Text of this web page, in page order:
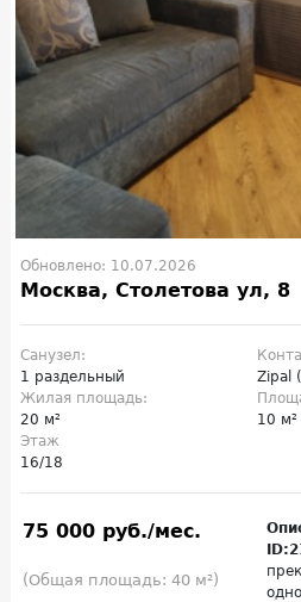
Обновлено: 10.07.2026
Москва, Столетова ул, 8
Санузел:
1 раздельный
Zipal
Жилая площадь:
20 м²
10 м²
Этаж
16/18
75 000 руб./мес.
(Общая площадь: 40 м²)